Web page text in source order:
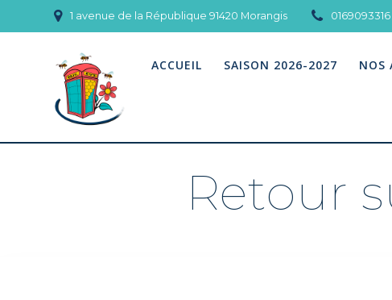
to
1 avenue de la République 91420 Morangis 0169093316
ACCUEIL SAISON 2026-2027 NOS
Retour